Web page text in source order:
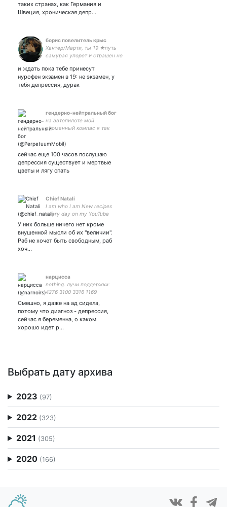
таких странах, как Германия и
Швеция, хроническая депр…
борис повелитель крыс
Хантер/Марти, ты 19 ★путь
самурая упорот и страшен но
я не правы
★they/he/it(s)/none/purr/iv/boo
★currently смотрю кино и
и ждать пока тебе принесут
нурофен экзамен в 19: не экзамен, у
тебя депрессия, дурак
гендерно-нейтральный бог
на автопилоте мой
сломанный компас я так
сейчас еще 100 часов послушаю
депрессия существует и мертвые
цветы и лягу спать
Chief Natali
I am who I am New recipes
every day on my YouTube
У них больше ничего нет кроме
внушенной мысли об их "величии".
Раб не хочет быть свободным, раб
хоч…
нарцисса
nothing. лучи поддержки:
4276 3100 3316 1169
Смешно, я даже на ад сидела,
потому что диагноз - депрессия,
сейчас я беременна, о каком
хорошо идет р…
Выбрать дату архива
2023 (97)
2022 (323)
2021 (305)
2020 (166)